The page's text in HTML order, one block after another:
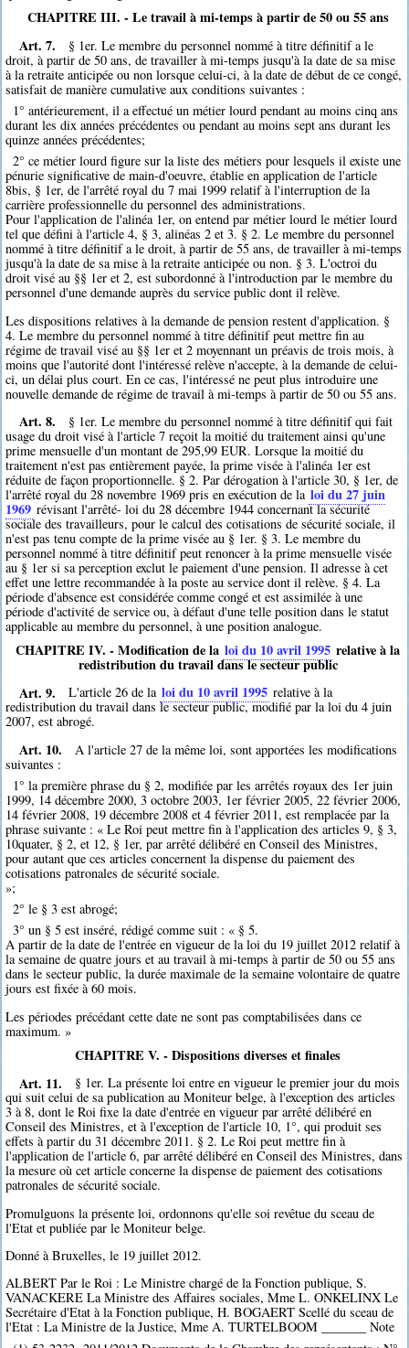
CHAPITRE III. - Le travail à mi-temps à partir de 50 ou 55 ans
Art. 7.
§ 1er. Le membre du personnel nommé à titre définitif a le
droit, à partir de 50 ans, de travailler à mi-temps jusqu'à la date de sa mise
à la retraite anticipée ou non lorsque celui-ci, à la date de début de ce congé,
satisfait de manière cumulative aux conditions suivantes :
1° antérieurement, il a effectué un métier lourd pendant au moins cinq ans
durant les dix années précédentes ou pendant au moins sept ans durant les
quinze années précédentes;
2° ce métier lourd figure sur la liste des métiers pour lesquels il existe une
pénurie significative de main-d'oeuvre, établie en application de l'article
8bis, § 1er, de l'arrêté royal du 7 mai 1999 relatif à l'interruption de la
carrière professionnelle du personnel des administrations.
Pour l'application de l'alinéa 1er, on entend par métier lourd le métier lourd
tel que défini à l'article 4, § 3, alinéas 2 et 3. § 2. Le membre du personnel
nommé à titre définitif a le droit, à partir de 55 ans, de travailler à mi-temps
jusqu'à la date de sa mise à la retraite anticipée ou non. § 3. L'octroi du
droit visé au §§ 1er et 2, est subordonné à l'introduction par le membre du
personnel d'une demande auprès du service public dont il relève.
Les dispositions relatives à la demande de pension restent d'application. §
4. Le membre du personnel nommé à titre définitif peut mettre fin au
régime de travail visé au §§ 1er et 2 moyennant un préavis de trois mois, à
moins que l'autorité dont l'intéressé relève n'accepte, à la demande de celui-
ci, un délai plus court. En ce cas, l'intéressé ne peut plus introduire une
nouvelle demande de régime de travail à mi-temps à partir de 50 ou 55 ans.
Art. 8.
§ 1er. Le membre du personnel nommé à titre définitif qui fait
usage du droit visé à l'article 7 reçoit la moitié du traitement ainsi qu'une
prime mensuelle d'un montant de 295,99 EUR. Lorsque la moitié du
traitement n'est pas entièrement payée, la prime visée à l'alinéa 1er est
réduite de façon proportionnelle. § 2. Par dérogation à l'article 30, § 1er, de
l'arrêté royal du 28 novembre 1969 pris en exécution de la loi du 27 juin
1969 révisant l'arrêté- loi du 28 décembre 1944 concernant la sécurité
sociale des travailleurs, pour le calcul des cotisations de sécurité sociale, il
n'est pas tenu compte de la prime visée au § 1er. § 3. Le membre du
personnel nommé à titre définitif peut renoncer à la prime mensuelle visée
au § 1er si sa perception exclut le paiement d'une pension. Il adresse à cet
effet une lettre recommandée à la poste au service dont il relève. § 4. La
période d'absence est considérée comme congé et est assimilée à une
période d'activité de service ou, à défaut d'une telle position dans le statut
applicable au membre du personnel, à une position analogue.
CHAPITRE IV. - Modification de la loi du 10 avril 1995 relative à la
redistribution du travail dans le secteur public
Art. 9.
L'article 26 de la loi du 10 avril 1995 relative à la
redistribution du travail dans le secteur public, modifié par la loi du 4 juin
2007, est abrogé.
Art. 10.
A l'article 27 de la même loi, sont apportées les modifications
suivantes :
1° la première phrase du § 2, modifiée par les arrêtés royaux des 1er juin
1999, 14 décembre 2000, 3 octobre 2003, 1er février 2005, 22 février 2006,
14 février 2008, 19 décembre 2008 et 4 février 2011, est remplacée par la
phrase suivante : « Le Roi peut mettre fin à l'application des articles 9, § 3,
10quater, § 2, et 12, § 1er, par arrêté délibéré en Conseil des Ministres,
pour autant que ces articles concernent la dispense du paiement des
cotisations patronales de sécurité sociale.
»;
2° le § 3 est abrogé;
3° un § 5 est inséré, rédigé comme suit : « § 5.
A partir de la date de l'entrée en vigueur de la loi du 19 juillet 2012 relatif à
la semaine de quatre jours et au travail à mi-temps à partir de 50 ou 55 ans
dans le secteur public, la durée maximale de la semaine volontaire de quatre
jours est fixée à 60 mois.
Les périodes précédant cette date ne sont pas comptabilisées dans ce
maximum. »
CHAPITRE V. - Dispositions diverses et finales
Art. 11.
§ 1er. La présente loi entre en vigueur le premier jour du mois
qui suit celui de sa publication au Moniteur belge, à l'exception des articles
3 à 8, dont le Roi fixe la date d'entrée en vigueur par arrêté délibéré en
Conseil des Ministres, et à l'exception de l'article 10, 1°, qui produit ses
effets à partir du 31 décembre 2011. § 2. Le Roi peut mettre fin à
l'application de l'article 6, par arrêté délibéré en Conseil des Ministres, dans
la mesure où cet article concerne la dispense de paiement des cotisations
patronales de sécurité sociale.
Promulguons la présente loi, ordonnons qu'elle soi revêtue du sceau de
l'Etat et publiée par le Moniteur belge.
Donné à Bruxelles, le 19 juillet 2012.
ALBERT Par le Roi : Le Ministre chargé de la Fonction publique, S.
VANACKERE La Ministre des Affaires sociales, Mme L. ONKELINX Le
Secrétaire d'Etat à la Fonction publique, H. BOGAERT Scellé du sceau de
l'Etat : La Ministre de la Justice, Mme A. TURTELBOOM _______ Note